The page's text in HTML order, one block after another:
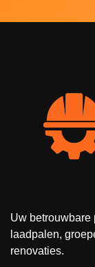
Uw betrouwbare
laadpalen,
renovaties.